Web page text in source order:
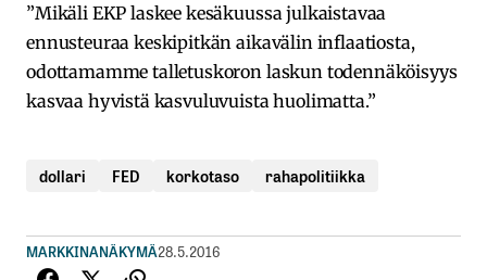
”Mikäli EKP laskee kesäkuussa julkaistavaa
ennusteuraa keskipitkän aikavälin inflaatiosta,
odottamamme talletuskoron laskun todennäköisyys
kasvaa hyvistä kasvuluvuista huolimatta.”
dollari FED korkotaso rahapolitiikka
MARKKINANÄKYMÄ28.5.2016